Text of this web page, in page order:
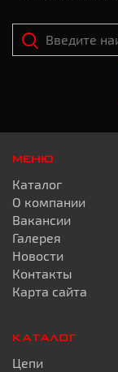
МЕНЮ
Каталог
О компании
Вакансии
Галерея
Новости
Контакты
Карта сайта
КАТАЛОГ
Цепи